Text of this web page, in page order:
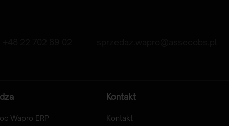
Wapro ERP
Kontakt
Kontakt